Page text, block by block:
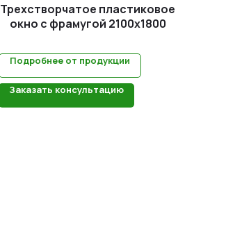
Трехстворчатое пластиковое
окно с фрамугой 2100x1800
Подробнее от продукции
Заказать консультацию